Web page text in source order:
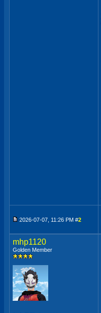
2026-07-07, 11:26 PM #2
mhp1120
Golden Member